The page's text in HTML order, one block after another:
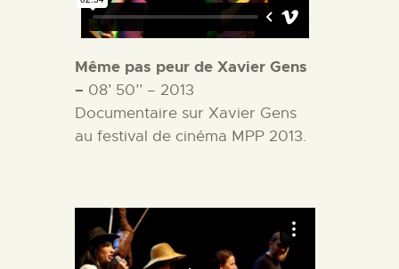
Même pas peur de Xavier Gens
– 08’ 50’’ – 2013
Documentaire sur Xavier Gens
au festival de cinéma MPP 2013.